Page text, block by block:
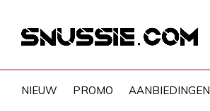
NIEUW PROMO AANBIEDINGEN